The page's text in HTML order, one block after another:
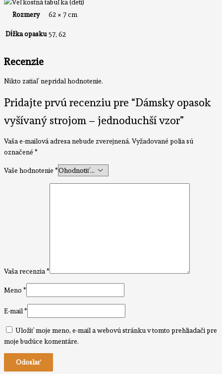
Rozmery 62 × 7 cm
Dĺžka opasku 57, 62
Recenzie
Nikto zatiaľ nepridal hodnotenie.
Pridajte prvú recenziu pre “Dámsky opasok
vyšívaný strojom – jednoduchší vzor”
Vaša e-mailová adresa nebude zverejnená. Vyžadované polia sú
označené *
Vaše hodnotenie *
Vaša recenzia *
Meno *
E-mail *
Uložiť moje meno, e-mail a webovú stránku v tomto prehliadači pre
moje budúce komentáre.